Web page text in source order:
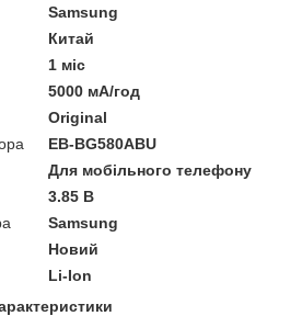
Samsung
Китай
1 міс
5000 мА/год
Original
EB-BG580ABU
Для мобільного телефону
3.85 В
Samsung
Новий
Li-Ion